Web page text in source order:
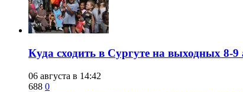
​Куда сходить в Сургуте на выходных
06 августа в 14:42
688 0